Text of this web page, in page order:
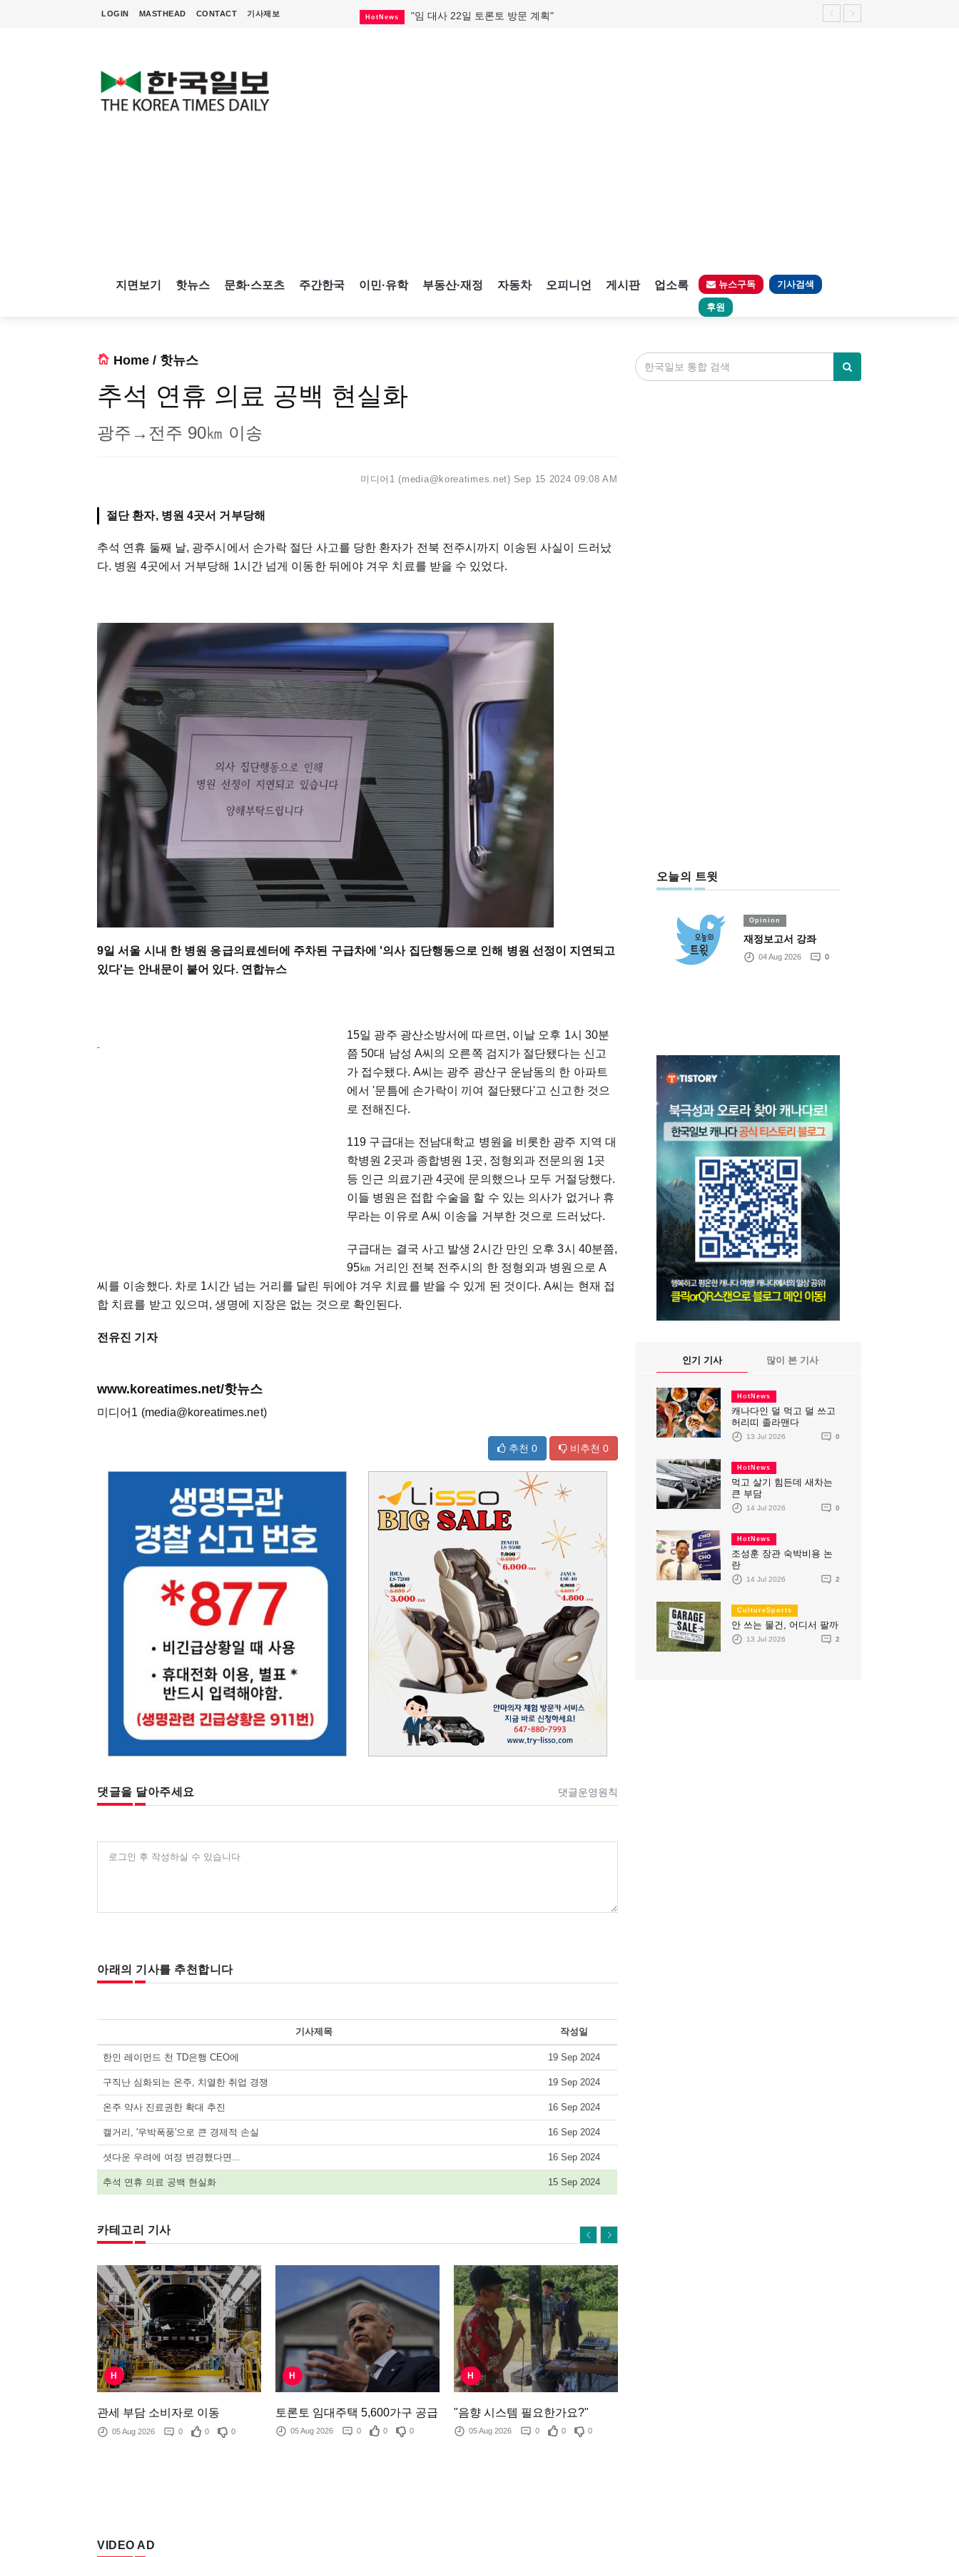
LOGIN MASTHEAD CONTACT 기사제보 HotNews "임 대사 22일 토론토 방문 계획"
지면보기 핫뉴스 문화·스포츠 주간한국 이민·유학 부동산·재정 자동차 오피니언 게시판 업소록 뉴스구독 기사검색
후원
Home / 핫뉴스
추석 연휴 의료 공백 현실화
광주→전주 90㎞ 이송
미디어1 (media@koreatimes.net) Sep 15 2024 09:08 AM
절단 환자, 병원 4곳서 거부당해
추석 연휴 둘째 날, 광주시에서 손가락 절단 사고를 당한 환자가 전북 전주시까지 이송된 사실이 드러났
다. 병원 4곳에서 거부당해 1시간 넘게 이동한 뒤에야 겨우 치료를 받을 수 있었다.
9일 서울 시내 한 병원 응급의료센터에 주차된 구급차에 '의사 집단행동으로 인해 병원 선정이 지연되고
있다'는 안내문이 붙어 있다. 연합뉴스
15일 광주 광산소방서에 따르면, 이날 오후 1시 30분
쯤 50대 남성 A씨의 오른쪽 검지가 절단됐다는 신고
가 접수됐다. A씨는 광주 광산구 운남동의 한 아파트
에서 '문틈에 손가락이 끼여 절단됐다'고 신고한 것으
로 전해진다.
119 구급대는 전남대학교 병원을 비롯한 광주 지역 대
학병원 2곳과 종합병원 1곳, 정형외과 전문의원 1곳
등 인근 의료기관 4곳에 문의했으나 모두 거절당했다.
이들 병원은 접합 수술을 할 수 있는 의사가 없거나 휴
무라는 이유로 A씨 이송을 거부한 것으로 드러났다.
구급대는 결국 사고 발생 2시간 만인 오후 3시 40분쯤,
95㎞ 거리인 전북 전주시의 한 정형외과 병원으로 A
씨를 이송했다. 차로 1시간 넘는 거리를 달린 뒤에야 겨우 치료를 받을 수 있게 된 것이다. A씨는 현재 접
합 치료를 받고 있으며, 생명에 지장은 없는 것으로 확인된다.
전유진 기자
www.koreatimes.net/핫뉴스
미디어1 (media@koreatimes.net)
추천 0 비추천 0
댓글을 달아주세요 댓글운영원칙
로그인 후 작성하실 수 있습니다
아래의 기사를 추천합니다
기사제목 작성일
한인 레이먼드 천 TD은행 CEO에 19 Sep 2024
구직난 심화되는 온주, 치열한 취업 경쟁 19 Sep 2024
온주 약사 진료권한 확대 추진 16 Sep 2024
캘거리, '우박폭풍'으로 큰 경제적 손실 16 Sep 2024
셧다운 우려에 여정 변경했다면... 16 Sep 2024
추석 연휴 의료 공백 현실화 15 Sep 2024
카테고리 기사
H
관세 부담 소비자로 이동
05 Aug 2026 0 0 0
H
토론토 임대주택 5,600가구 공급
05 Aug 2026 0 0 0
H
"음향 시스템 필요한가요?"
05 Aug 2026 0 0 0
VIDEO AD
오늘의 트윗
Opinion
재정보고서 강좌
04 Aug 2026 0
인기 기사 많이 본 기사
HotNews
캐나다인 덜 먹고 덜 쓰고
허리띠 졸라맨다
13 Jul 2026 0
HotNews
먹고 살기 힘든데 새차는
큰 부담
14 Jul 2026 0
HotNews
조성훈 장관 숙박비용 논
란
14 Jul 2026 2
CultureSports
안 쓰는 물건, 어디서 팔까
13 Jul 2026 2